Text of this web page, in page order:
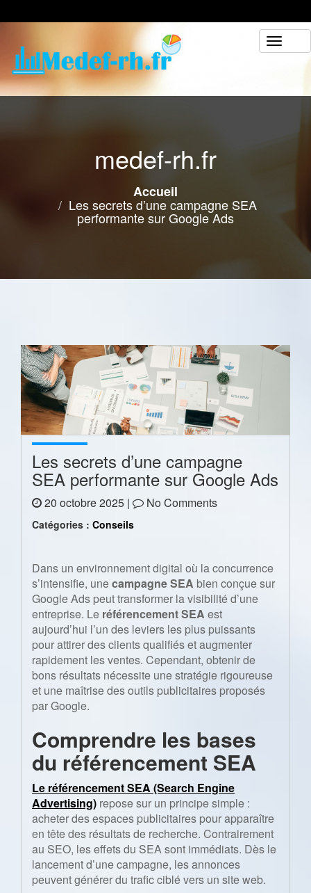
to
o
l
t
medef-rh.fr
Accueil
Les secrets d’une campagne SEA
performante sur Google Ads
Les secrets d’une campagne
SEA performante sur Google Ads
20 octobre 2025 | No Comments
Catégories : Conseils
Dans un environnement digital où la concurrence
s’intensifie, unecampagne SEA bien conçue sur
Google Ads peut transformer la visibilité d’une
entreprise. Le référencement SEA est
aujourd’hui l’un des leviers les plus puissants
pour attirer des clients qualifiés et augmenter
rapidement les ventes. Cependant, obtenir de
bons résultats nécessite une stratégie rigoureuse
et une maîtrise des outils publicitaires proposés
par Google.
Comprendre les bases
du référencement SEA
Le référencement SEA (Search Engine
Advertising) repose sur un principe simple :
acheter des espaces publicitaires pour apparaître
en tête des résultats de recherche. Contrairement
au SEO, les effets du SEA sont immédiats. Dès le
lancement d’une campagne, les annonces
peuvent générer du trafic ciblé vers un site web.